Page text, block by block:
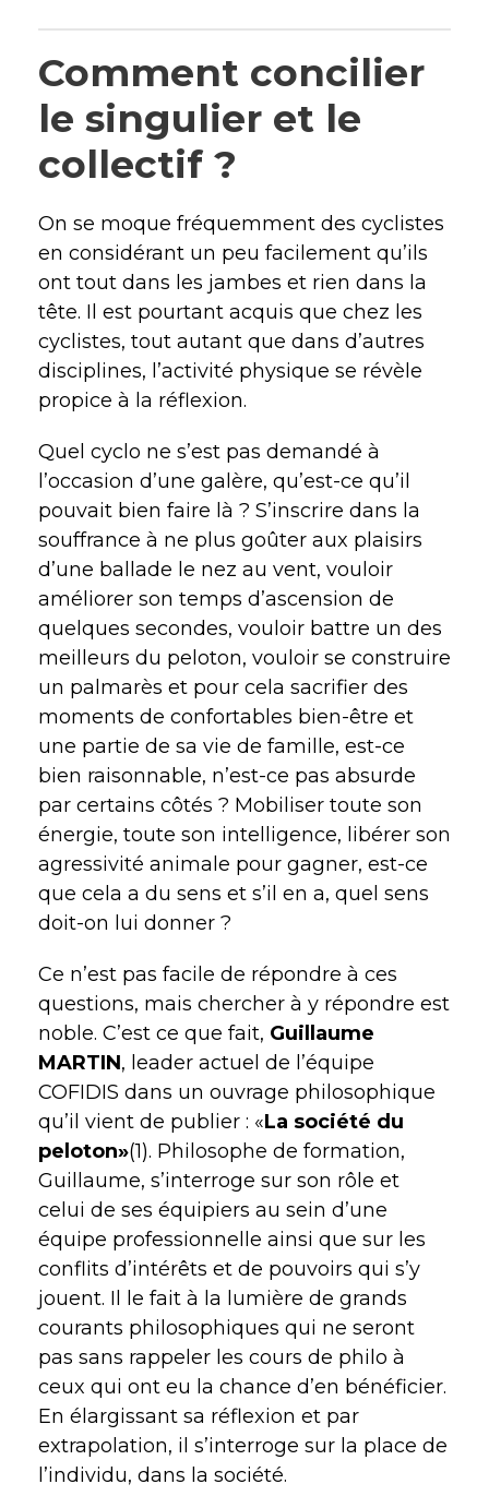
Comment concilier
le singulier et le
collectif ?
On se moque fréquemment des cyclistes
en considérant un peu facilement qu’ils
ont tout dans les jambes et rien dans la
tête. Il est pourtant acquis que chez les
cyclistes, tout autant que dans d’autres
disciplines, l’activité physique se révèle
propice à la réflexion.
Quel cyclo ne s’est pas demandé à
l’occasion d’une galère, qu’est-ce qu’il
pouvait bien faire là ? S’inscrire dans la
souffrance à ne plus goûter aux plaisirs
d’une ballade le nez au vent, vouloir
améliorer son temps d’ascension de
quelques secondes, vouloir battre un des
meilleurs du peloton, vouloir se construire
un palmarès et pour cela sacrifier des
moments de confortables bien-être et
une partie de sa vie de famille, est-ce
bien raisonnable, n’est-ce pas absurde
par certains côtés ? Mobiliser toute son
énergie, toute son intelligence, libérer son
agressivité animale pour gagner, est-ce
que cela a du sens et s’il en a, quel sens
doit-on lui donner ?
Ce n’est pas facile de répondre à ces
questions, mais chercher à y répondre est
noble. C’est ce que fait, Guillaume
MARTIN, leader actuel de l’équipe
COFIDIS dans un ouvrage philosophique
qu’il vient de publier : «La société du
peloton»(1). Philosophe de formation,
Guillaume, s’interroge sur son rôle et
celui de ses équipiers au sein d’une
équipe professionnelle ainsi que sur les
conflits d’intérêts et de pouvoirs qui s’y
jouent. Il le fait à la lumière de grands
courants philosophiques qui ne seront
pas sans rappeler les cours de philo à
ceux qui ont eu la chance d’en bénéficier.
En élargissant sa réflexion et par
extrapolation, il s’interroge sur la place de
l’individu, dans la société.